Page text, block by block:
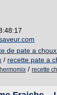
de pate a
/ recette pate a
/ recette